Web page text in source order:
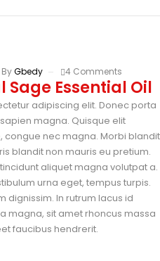
ByGbedy 4 Comments
Sage Essential Oil
adipiscing elit. Donec porta
magna. Quisque elit
congue nec magna. Morbi blandit
blandit non mauris eu pretium.
aliquet magna volutpat a.
urna eget, tempus turpis.
dignissim. In rutrum lacus id
magna, sit amet rhoncus massa
faucibus hendrerit.